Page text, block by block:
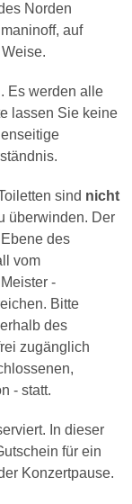
Norden
auf
Es werden alle
lassen Sie keine
sind nicht
überwinden. Der
des
vom
-
Bitte
des
zugänglich
- statt.
In dieser
für ein
Konzertpause.